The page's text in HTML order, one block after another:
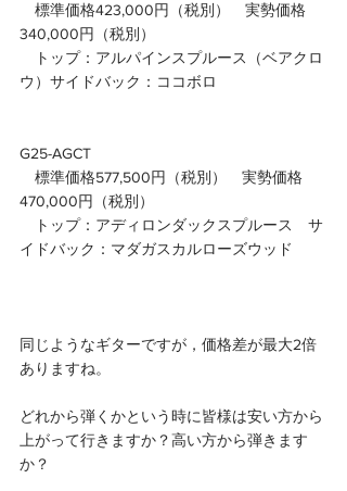
標準価格423,000円（税別）　実勢価格
340,000円（税別）
トップ：アルパインスプルース（ベアクロ
ウ）サイドバック：ココボロ
G25-AGCT
標準価格577,500円（税別）　実勢価格
470,000円（税別）
トップ：アディロンダックスプルース　サ
イドバック：マダガスカルローズウッド
同じようなギターですが，価格差が最大2倍
ありますね。
どれから弾くかという時に皆様は安い方から
上がって行きますか？高い方から弾きます
か？